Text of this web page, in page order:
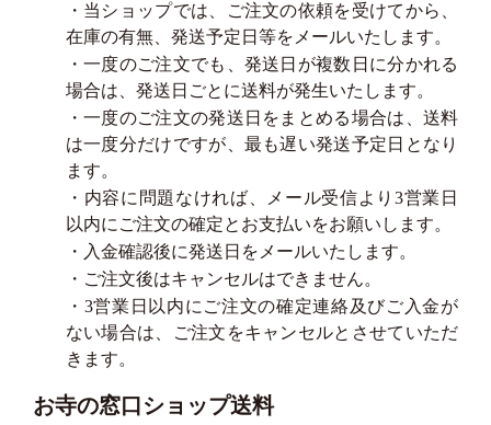
・当ショップでは、ご注文の依頼を受けてから、
在庫の有無、発送予定日等をメールいたします。
・一度のご注文でも、発送日が複数日に分かれる
場合は、発送日ごとに送料が発生いたします。
・一度のご注文の発送日をまとめる場合は、送料
は一度分だけですが、最も遅い発送予定日となり
ます。
・内容に問題なければ、メール受信より3営業日
以内にご注文の確定とお支払いをお願いします。
・入金確認後に発送日をメールいたします。
・ご注文後はキャンセルはできません。
・3営業日以内にご注文の確定連絡及びご入金が
ない場合は、ご注文をキャンセルとさせていただ
きます。
お寺の窓口ショップ送料